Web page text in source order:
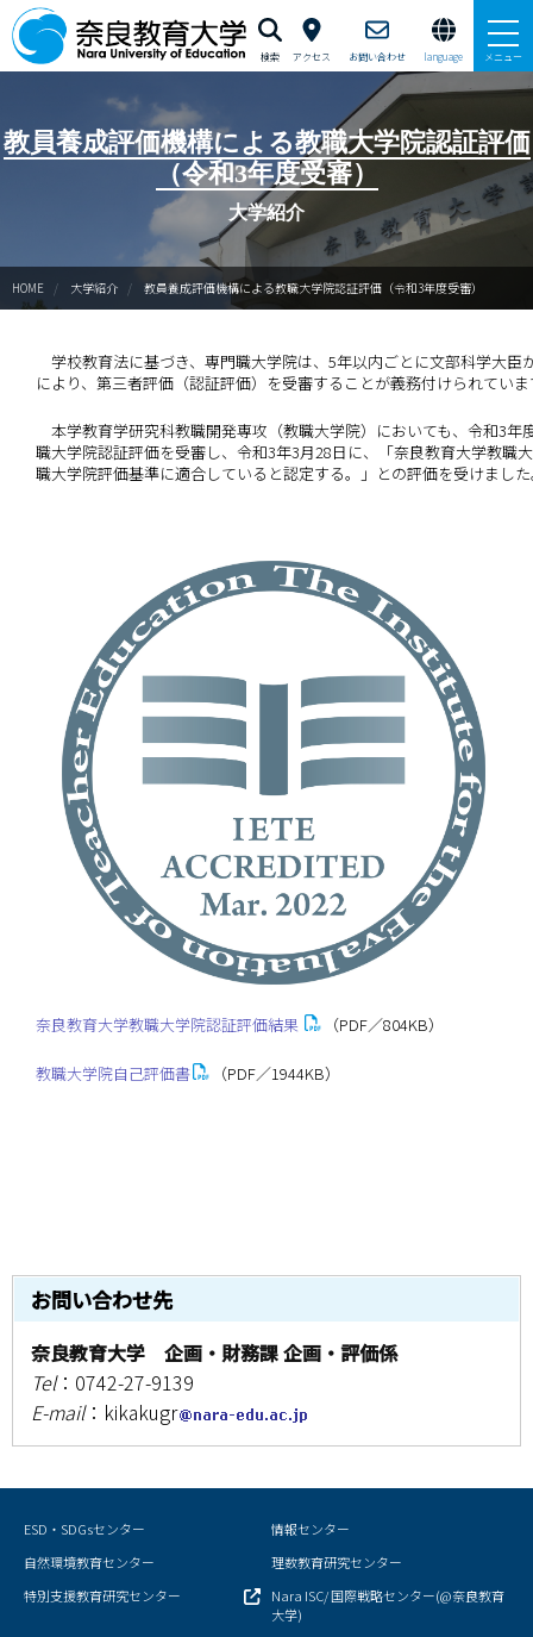
検索 アクセス お問い合わせ language メニュー
本学で学びたい方へ
在学生の方へ
卒業生・修了生の方、現職教員の方へ
自治体・企業の方へ
一般・地域の方へ
大学紹介
学部・大学院
進路・就職
教育・学生生活
国際交流・留学
奈良国立大学機構
図書館
ESD・SDGsセンター
Nara ISC/ 国際戦略センター
こどもの学びと育ちセンター(C-CHILD)
AED設置状況
お問い合わせ窓口一覧
キャンパスマップ
教員養成評価機構による教職大学院認証評価
（令和3年度受審）
大学紹介
HOME 大学紹介 教員養成評価機構による教職大学院認証評価（令和3年度受審）
学校教育法に基づき、専門職大学院は、5年以内ごとに文部科学大臣
により、第三者評価（認証評価）を受審することが義務付けられていま
本学教育学研究科教職開発専攻（教職大学院）においても、令和3年
職大学院認証評価を受審し、令和3年3月28日に、「奈良教育大学教職
職大学院評価基準に適合していると認定する。」との評価を受けまし
奈良教育大学教職大学院認証評価結果 （PDF／804KB）
教職大学院自己評価書 （PDF／1944KB）
お問い合わせ先
奈良教育大学 企画・財務課 企画・評価係
Tel：0742-27-9139
E-mail：kikakugr
ESD・SDGsセンター
情報センター
自然環境教育センター
理数教育研究センター
特別支援教育研究センター
Nara ISC/ 国際戦略センター(@奈良教育
大学)